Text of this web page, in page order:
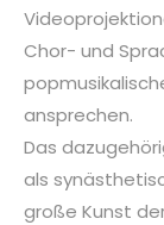
Chor- und
ansprechen.
Das
als
große Kunst